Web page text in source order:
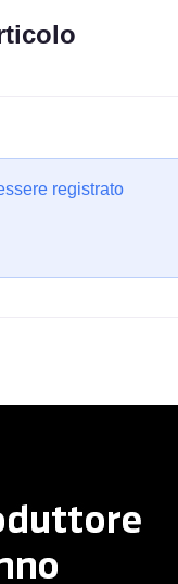
registrato